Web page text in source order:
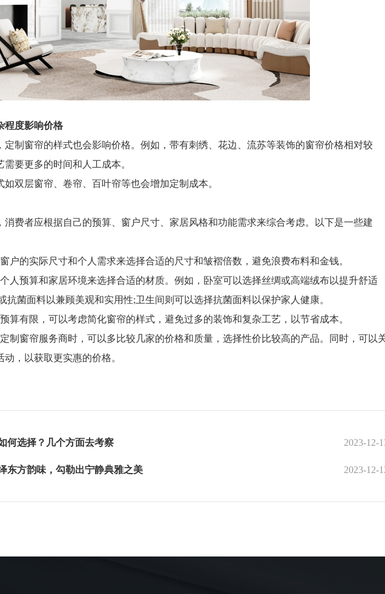
度影响价格
窗帘的样式也会影响价格。例如，带有刺绣、花边、流苏等装饰的窗帘价格相对较
要更多的时间和人工成本。
层窗帘、卷帘、百叶帘等也会增加定制成本。
者应根据自己的预算、窗户尺寸、家居风格和功能需求来综合考虑。以下是一些建
的实际尺寸和个人需求来选择合适的尺寸和皱褶倍数，避免浪费布料和金钱。
预算和家居环境来选择合适的材质。例如，卧室可以选择丝绸或高端绒布以提升舒适
抗菌面料以兼顾美观和实用性;卫生间则可以选择抗菌面料以保护家人健康。
有限，可以考虑简化窗帘的样式，避免过多的装饰和复杂工艺，以节省成本。
窗帘服务商时，可以多比较几家的价格和质量，选择性价比较高的产品。同时，可以
，以获取更实惠的价格。
何选择？几个方面去考察 2023-12-
东方韵味，勾勒出宁静典雅之美 2023-12-